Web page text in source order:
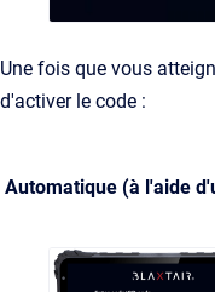
Une fois que vous
d'activer le code :
Automatique (à l'aide